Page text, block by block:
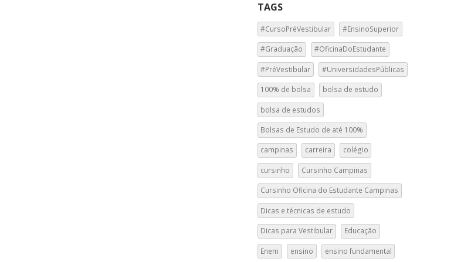
TAGS
#CursoPréVestibular #EnsinoSuperior
#Graduação #OficinaDoEstudante
#PréVestibular #UniversidadesPúblicas
100% de bolsa bolsa de estudo
bolsa de estudos
Bolsas de Estudo de até 100%
campinas carreira colégio
cursinho Cursinho Campinas
Cursinho Oficina do Estudante Campinas
Dicas e técnicas de estudo
Dicas para Vestibular Educação
Enem ensino ensino fundamental